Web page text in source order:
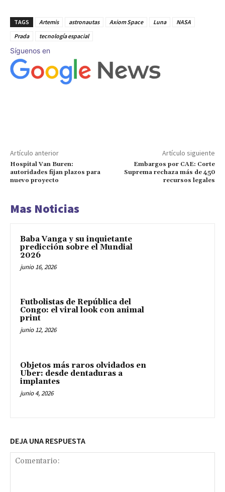
TAGS Artemis astronautas Axiom Space Luna
NASA
Prada
tecnología espacial
Síguenos en
Artículo anterior
Hospital Van Buren:
autoridades fijan plazos para
nuevo proyecto
Artículo siguiente
Embargos por CAE: Corte
Suprema rechaza más de 450
recursos legales
Mas Noticias
Baba Vanga y su inquietante
predicción sobre el Mundial
2026
junio 16, 2026
Futbolistas de República del
Congo: el viral look con animal
print
junio 12, 2026
Objetos más raros olvidados en
Uber: desde dentaduras a
implantes
junio 4, 2026
DEJA UNA RESPUESTA